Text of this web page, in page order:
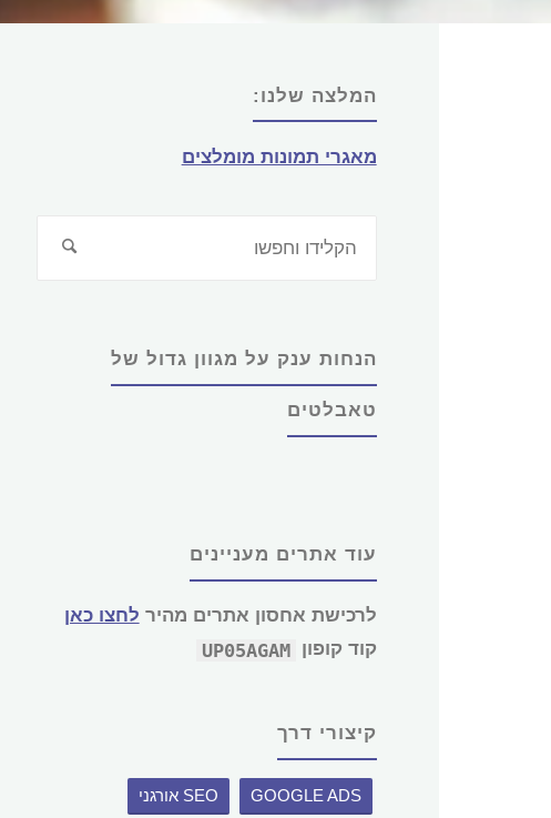
המלצה שלנו:
מאגרי תמונות מומלצים
חיפוש
הנחות ענק על מגוון גדול של
טאבלטים
עוד אתרים מעניינים
לרכישת אחסון אתרים מהיר לחצו כאן
קוד קופון UP05AGAM
קיצורי דרך
GOOGLE ADS SEO אורגני